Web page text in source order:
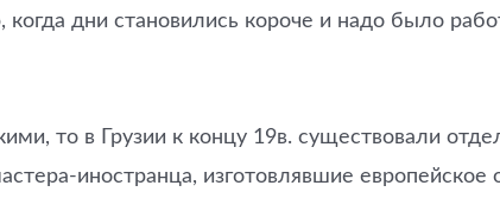
дни становились короче и надо было
то в Грузии к концу 19в. существовали
иностранца, изготовлявшие европейское